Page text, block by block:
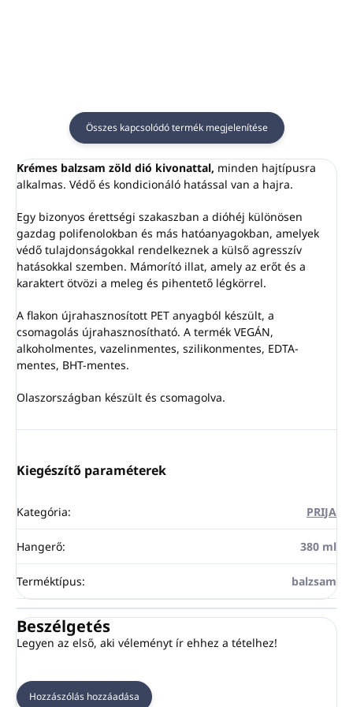
A szerelőkészlet tartalma:
2 db rozsdamentes acél
csavar és tiplik, sablon, 1
db csavarkulcs, 1 db
Összes kapcsolódó termék megjelenítése
Krémes balzsam zöld dió kivonattal, minden hajtípusra
alkalmas. Védő és kondicionáló hatással van a hajra.
Egy bizonyos érettségi szakaszban a dióhéj különösen
gazdag polifenolokban és más hatóanyagokban, amelyek
védő tulajdonságokkal rendelkeznek a külső agresszív
hatásokkal szemben. Mámorító illat, amely az erőt és a
karaktert ötvözi a meleg és pihentető légkörrel.
A flakon újrahasznosított PET anyagból készült, a
csomagolás újrahasznosítható. A termék VEGÁN,
alkoholmentes, vazelinmentes, szilikonmentes, EDTA-
mentes, BHT-mentes.
Olaszországban készült és csomagolva.
Kiegészítő paraméterek
Kategória: PRIJA
Hangerő: 380 ml
Terméktípus: balzsam
Beszélgetés
Legyen az első, aki véleményt ír ehhez a tételhez!
Hozzászólás hozzáadása